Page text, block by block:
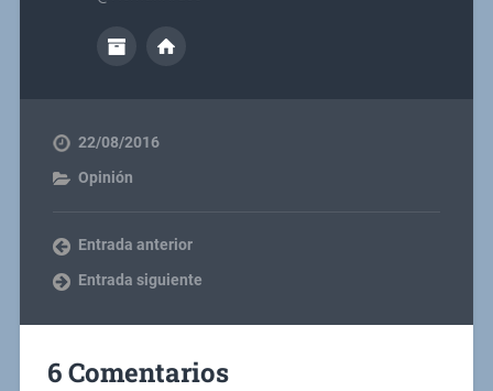
22/08/2016
Opinión
Entrada anterior
Entrada siguiente
6 Comentarios